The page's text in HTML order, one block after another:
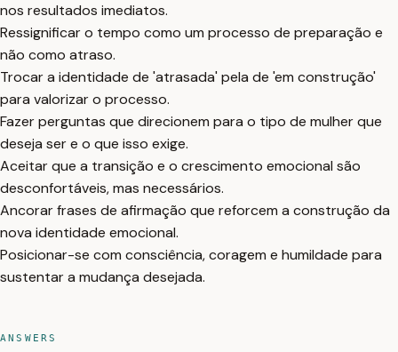
nos resultados imediatos.
Ressignificar o tempo como um processo de preparação e
não como atraso.
Trocar a identidade de 'atrasada' pela de 'em construção'
para valorizar o processo.
Fazer perguntas que direcionem para o tipo de mulher que
deseja ser e o que isso exige.
Aceitar que a transição e o crescimento emocional são
desconfortáveis, mas necessários.
Ancorar frases de afirmação que reforcem a construção da
nova identidade emocional.
Posicionar-se com consciência, coragem e humildade para
sustentar a mudança desejada.
ANSWERS